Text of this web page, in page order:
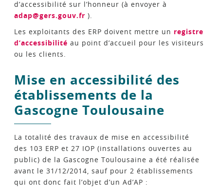
d’accessibilité sur l’honneur (à envoyer à
adap@gers.gouv.fr ).
Les exploitants des ERP doivent mettre un registre
d’accessibilité au point d’accueil pour les visiteurs
ou les clients.
Mise en accessibilité des
établissements de la
Gascogne Toulousaine
La totalité des travaux de mise en accessibilité
des 103 ERP et 27 IOP (installations ouvertes au
public) de la Gascogne Toulousaine a été réalisée
avant le 31/12/2014, sauf pour 2 établissements
qui ont donc fait l’objet d’un Ad’AP :